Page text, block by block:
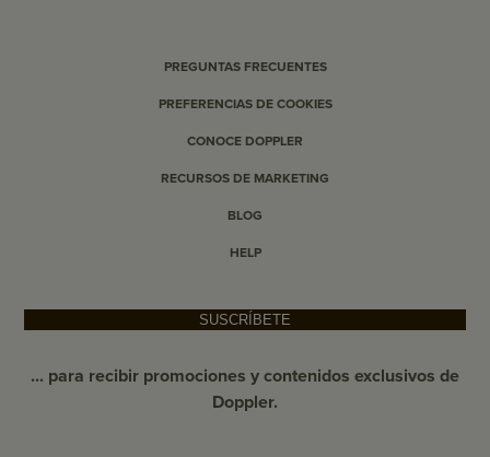
SUSCRÍBETE
... para recibir promociones y contenidos exclusivos de
Doppler.
PREGUNTAS FRECUENTES
PREFERENCIAS DE COOKIES
CONOCE DOPPLER
RECURSOS DE MARKETING
BLOG
HELP